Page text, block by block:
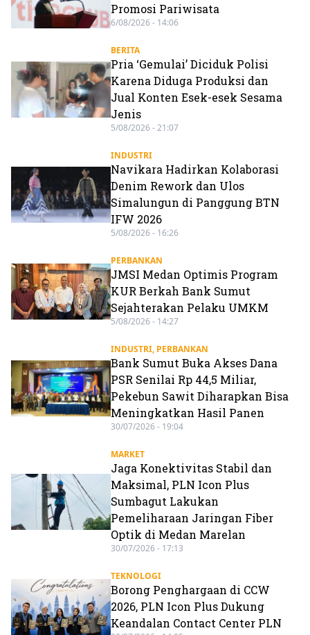
Promosi Pariwisata
6/08/2026 - 14:06
BERITA
Pria ‘Gemulai’ Diciduk Polisi
Karena Diduga Produksi dan
Jual Konten Esek-esek Sesama
Jenis
5/08/2026 - 21:07
INDUSTRI
Navikara Hadirkan Kolaborasi
Denim Rework dan Ulos
Simalungun di Panggung BTN
IFW 2026
5/08/2026 - 16:26
PERBANKAN
JMSI Medan Optimis Program
KUR Berkah Bank Sumut
Sejahterakan Pelaku UMKM
5/08/2026 - 14:27
INDUSTRI, PERBANKAN
Bank Sumut Buka Akses Dana
PSR Senilai Rp 44,5 Miliar,
Pekebun Sawit Diharapkan Bisa
Meningkatkan Hasil Panen
30/07/2026 - 19:04
MARKET
Jaga Konektivitas Stabil dan
Maksimal, PLN Icon Plus
Sumbagut Lakukan
Pemeliharaan Jaringan Fiber
Optik di Medan Marelan
30/07/2026 - 17:13
TEKNOLOGI
Borong Penghargaan di CCW
2026, PLN Icon Plus Dukung
Keandalan Contact Center PLN